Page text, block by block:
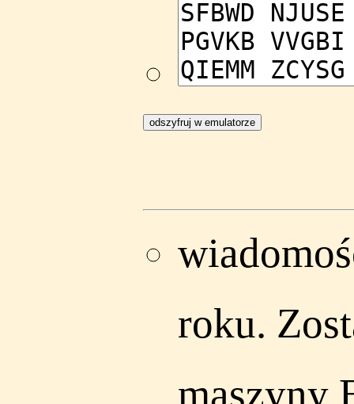
roku.
maszyny